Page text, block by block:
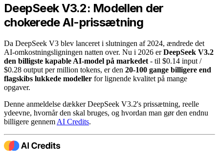
DeepSeek V3.2: Modellen der
chokerede AI-prissætning
Da DeepSeek V3 blev lanceret i slutningen af 2024, ændrede det
AI-omkostningsligningen natten over. Nu i 2026 erDeepSeek V3.2
den billigste kapable AI-model på markedet - til $0.14 input /
$0.28 output per million tokens, er den 20-100 gange billigere end
flagskibs lukkede modeller for lignende kvalitet på mange
opgaver.
Denne anmeldelse dækker DeepSeek V3.2's prissætning, reelle
ydeevne, hvornår den skal bruges, og hvordan man gør den endnu
billigere gennem AI Credits.